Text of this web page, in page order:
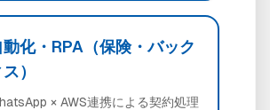
化・RPA（保険・バック
）
× AWS連携による契約処理